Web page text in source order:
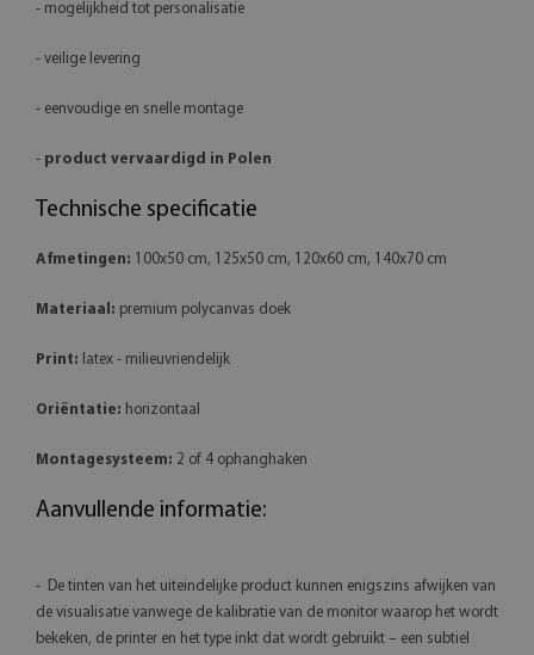
- mogelijkheid tot personalisatie
- veilige levering
- eenvoudige en snelle montage
- product vervaardigd in Polen
Technische specificatie
Afmetingen: 100x50 cm, 125x50 cm, 120x60 cm, 140x70 cm
Materiaal: premium polycanvas doek
Print: latex - milieuvriendelijk
Oriëntatie: horizontaal
Montagesysteem: 2 of 4 ophanghaken
Aanvullende informatie:
- De tinten van het uiteindelijke product kunnen enigszins afwijken van
de visualisatie vanwege de kalibratie van de monitor waarop het wordt
bekeken, de printer en het type inkt dat wordt gebruikt – een subtiel